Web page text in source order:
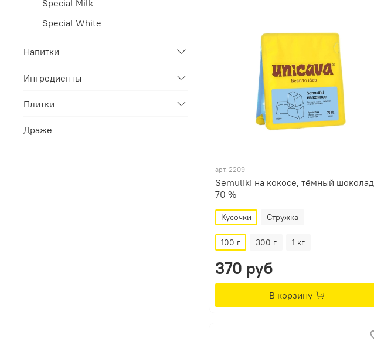
арт. 2209
Semuliki на кокосе, тёмный шоколад
70 %
Кусочки Стружка
100 г 300 г 1 кг
370 руб
В корзину
Special Milk
Special White
Напитки
Ингредиенты
Плитки
Драже